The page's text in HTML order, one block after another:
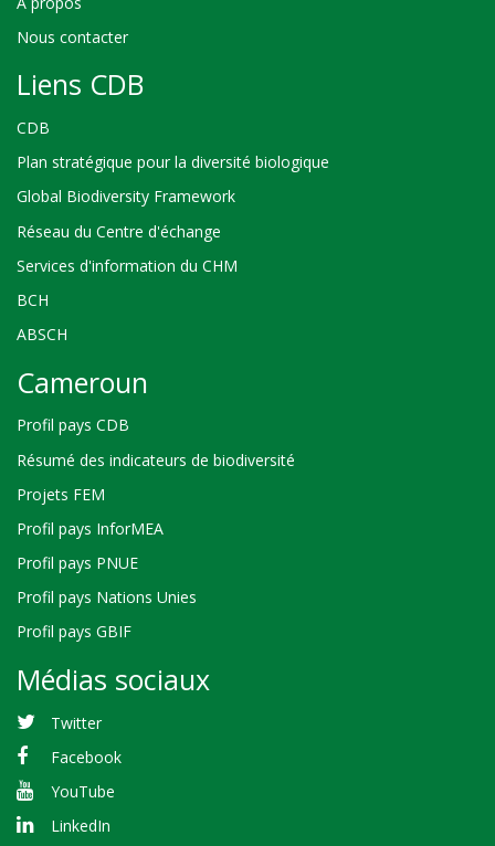
Nous contacter
Liens CDB
CDB
Plan stratégique pour la diversité biologique
Global Biodiversity Framework
Réseau du Centre d'échange
Services d'information du CHM
BCH
ABSCH
Cameroun
Profil pays CDB
Résumé des indicateurs de biodiversité
Projets FEM
Profil pays InforMEA
Profil pays PNUE
Profil pays Nations Unies
Profil pays GBIF
Médias sociaux
Twitter
Facebook
YouTube
LinkedIn